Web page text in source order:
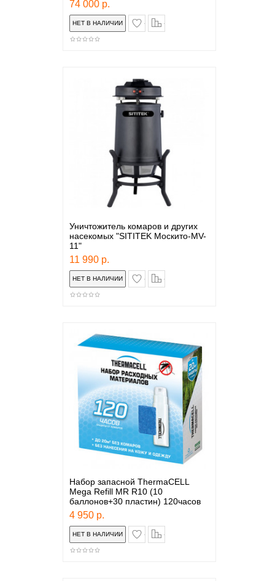
74 000 р.
в закладки
Уничтожитель комаров и других
насекомых "SITITEK Москито-MV-
11"
11 990 р.
в закладки
Набор запасной ThermaCELL
Mega Refill MR R10 (10
баллонов+30 пластин) 120часов
4 950 р.
в закладки